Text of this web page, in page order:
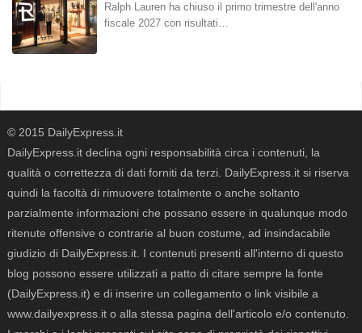
Ralph Lauren ha chiuso il primo trimestre dell'anno
fiscale 2027 con risultati…
© 2015 DailyExpress.it
DailyExpress.it declina ogni responsabilità circa i contenuti, la
qualità o correttezza di dati forniti da terzi. DailyExpress.it si riserva
quindi la facoltà di rimuovere totalmente o anche soltanto
parzialmente informazioni che possano essere in qualunque modo
ritenute offensive o contrarie al buon costume, ad insindacabile
giudizio di DailyExpress.it. I contenuti presenti all'interno di questo
blog possono essere utilizzati a patto di citare sempre la fonte
(DailyExpress.it) e di inserire un collegamento o link visibile a
www.dailyexpress.it o alla stessa pagina dell'articolo e/o contenuto.